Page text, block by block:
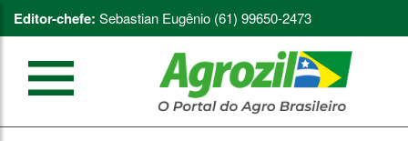
Editor-chefe: Sebastian Eugênio (61) 99650-2473